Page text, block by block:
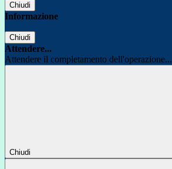
Chiudi
Informazione
Chiudi
Attendere...
Attendere il completamento dell'operazione...
Chiudi